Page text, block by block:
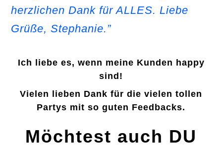
herzlichen Dank für ALLES. Liebe
Grüße, Stephanie.”
Ich liebe es, wenn meine Kunden happy
sind!
Vielen lieben Dank für die vielen tollen
Partys mit so guten Feedbacks.
Möchtest auch DU